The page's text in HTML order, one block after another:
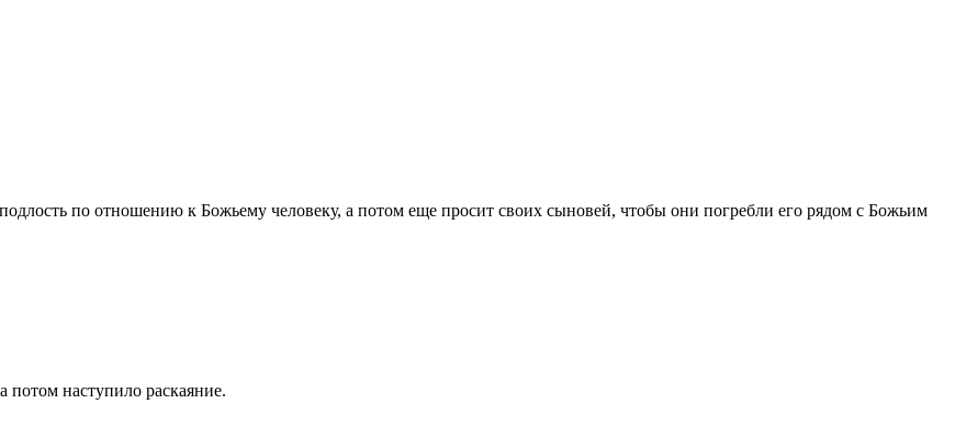
по отношению к Божьему человеку, а потом еще просит своих сыновей, чтобы они погребли его рядом с Божьим
потом наступило раскаяние.